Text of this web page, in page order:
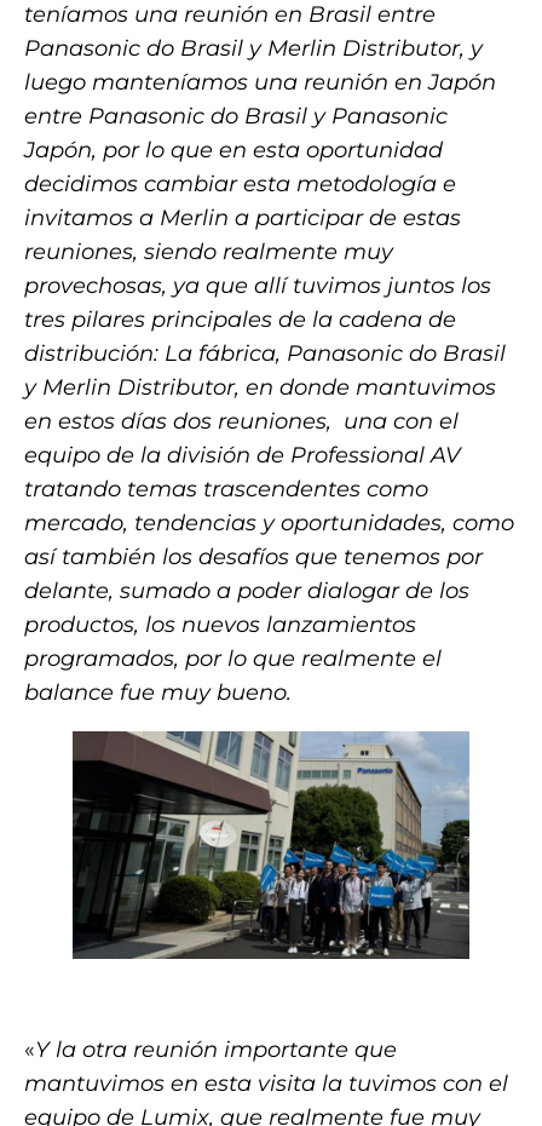
teníamos una reunión en Brasil entre
Panasonic do Brasil y Merlin Distributor, y
luego manteníamos una reunión en Japón
entre Panasonic do Brasil y Panasonic
Japón, por lo que en esta oportunidad
decidimos cambiar esta metodología e
invitamos a Merlin a participar de estas
reuniones, siendo realmente muy
provechosas, ya que allí tuvimos juntos los
tres pilares principales de la cadena de
distribución: La fábrica, Panasonic do Brasil
y Merlin Distributor, en donde mantuvimos
en estos días dos reuniones, una con el
equipo de la división de Professional AV
tratando temas trascendentes como
mercado, tendencias y oportunidades, como
así también los desafíos que tenemos por
delante, sumado a poder dialogar de los
productos, los nuevos lanzamientos
programados, por lo que realmente el
balance fue muy bueno.
«Y la otra reunión importante que
mantuvimos en esta visita la tuvimos con el
equipo de Lumix, que realmente fue muy